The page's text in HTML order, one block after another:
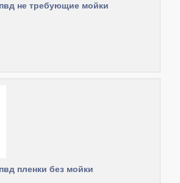
не требующие мойки
пленки без мойки